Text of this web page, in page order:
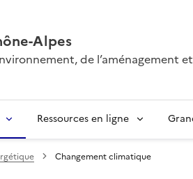
Alpes
de l’aménagement
Ressources en ligne
Changement climatique